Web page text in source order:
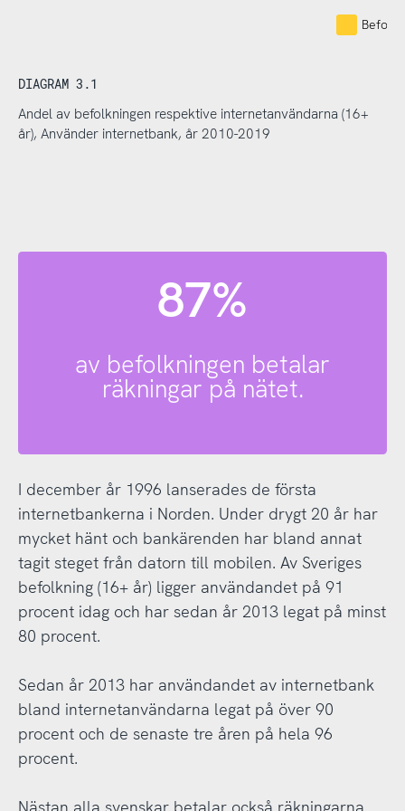
DIAGRAM 3.1
Andel av befolkningen respektive internetanvändarna (16+
år), Använder internetbank, år 2010-2019
87%
av befolkningen betalar
räkningar på nätet.
I december år 1996 lanserades de första
internetbankerna i Norden. Under drygt 20 år har
mycket hänt och bankärenden har bland annat
tagit steget från datorn till mobilen. Av Sveriges
befolkning (16+ år) ligger användandet på 91
procent idag och har sedan år 2013 legat på minst
80 procent.
Sedan år 2013 har användandet av internetbank
bland internetanvändarna legat på över 90
procent och de senaste tre åren på hela 96
procent.
Nästan alla svenskar betalar också räkningarna